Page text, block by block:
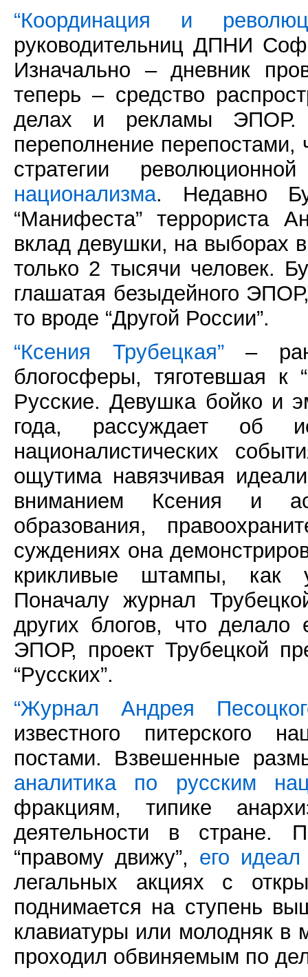
“Координация и
руководительниц ДПНИ
Изначально – дневник
теперь – средство
делах и рекламы ЭПОР.
переполнение
стратегии
национализма. Недавно
“Манифеста” террориста
вклад девушки, на выборах
только 2 тысячи человек.
глашатая безыдейного
то вроде “Другой России”.
“Ксения Трубецкая”–
блогосферы, тяготевшая
Русские. Девушка бойко и
года, рассуждает об
националистических
ощутима навязчивая
вниманием Ксения и
образования,
суждениях она
крикливые штампы, как
Поначалу журнал
других блогов, что
ЭПОР, проект Трубецкой
“Русских”.
“Журнал Андрея
известного питерского
постами. Взвешенные
аналитика по русским
фракциям, типике
деятельности в стране.
“правому движу”, его
легальных акциях с
поднимается на ступень
клавиатуры или молодняк в
проходил обвиняемым по